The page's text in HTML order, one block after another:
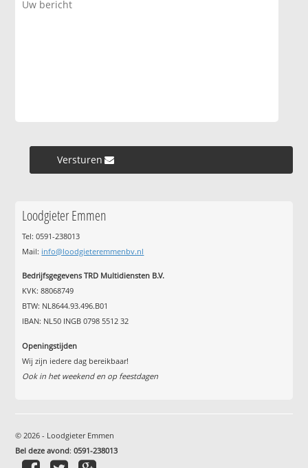
Versturen »
Loodgieter Emmen
Tel: 0591-238013
Mail: info@loodgieteremmenbv.nl
Bedrijfsgegevens TRD Multidiensten B.V.
KVK: 88068749
BTW: NL8644.93.496.B01
IBAN: NL50 INGB 0798 5512 32
Openingstijden
Wij zijn iedere dag bereikbaar!
Ook in het weekend en op feestdagen
© 2026 - Loodgieter Emmen
Bel deze avond:0591-238013